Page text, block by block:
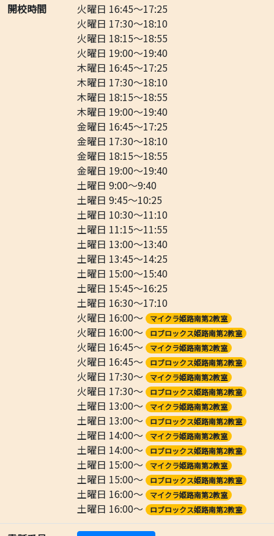
開校時間
火曜日 16:45～17:25
火曜日 17:30～18:10
火曜日 18:15～18:55
火曜日 19:00～19:40
木曜日 16:45～17:25
木曜日 17:30～18:10
木曜日 18:15～18:55
木曜日 19:00～19:40
金曜日 16:45～17:25
金曜日 17:30～18:10
金曜日 18:15～18:55
金曜日 19:00～19:40
土曜日 9:00～9:40
土曜日 9:45～10:25
土曜日 10:30～11:10
土曜日 11:15～11:55
土曜日 13:00～13:40
土曜日 13:45～14:25
土曜日 15:00～15:40
土曜日 15:45～16:25
土曜日 16:30～17:10
火曜日 16:00～
マイクラ姫路南第2教室
火曜日 16:00～ ロブロックス姫路南第2教室
火曜日 16:45～ マイクラ姫路南第2教室
火曜日 16:45～ ロブロックス姫路南第2教室
火曜日 17:30～ マイクラ姫路南第2教室
火曜日 17:30～ ロブロックス姫路南第2教室
土曜日 13:00～ マイクラ姫路南第2教室
土曜日 13:00～ ロブロックス姫路南第2教室
土曜日 14:00～ マイクラ姫路南第2教室
土曜日 14:00～ ロブロックス姫路南第2教室
土曜日 15:00～ マイクラ姫路南第2教室
土曜日 15:00～ ロブロックス姫路南第2教室
土曜日 16:00～ マイクラ姫路南第2教室
土曜日 16:00～ ロブロックス姫路南第2教室